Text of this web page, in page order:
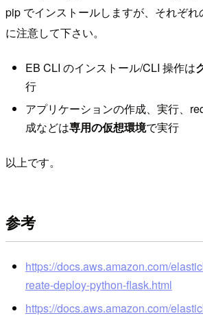
pip でインストールしますが、それぞれ
に注意して下さい。
EB CLI のインストール/CLI 操作は
行
アプリケーションの作成、実行、
成などは専用の仮想環境で実行
以上です。
参考
https://docs.aws.amazon.com/
reate-deploy-python-flask.html
https://docs.aws.amazon.com/